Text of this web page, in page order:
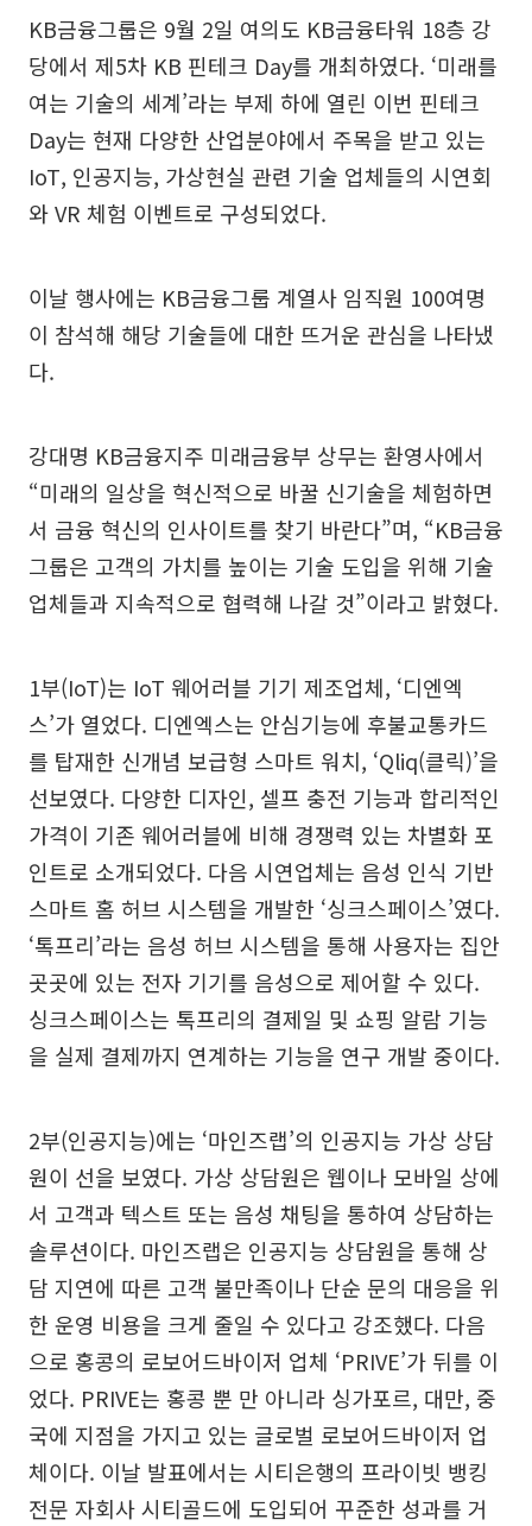
KB금융그룹은 9월 2일 여의도 KB금융타워 18층 강
당에서 제5차 KB 핀테크 Day를 개최하였다. ‘미래를
여는 기술의 세계’라는 부제 하에 열린 이번 핀테크
Day는 현재 다양한 산업분야에서 주목을 받고 있는
IoT, 인공지능, 가상현실 관련 기술 업체들의 시연회
와 VR 체험 이벤트로 구성되었다.
이날 행사에는 KB금융그룹 계열사 임직원 100여명
이 참석해 해당 기술들에 대한 뜨거운 관심을 나타냈
다.
강대명 KB금융지주 미래금융부 상무는 환영사에서
“미래의 일상을 혁신적으로 바꿀 신기술을 체험하면
서 금융 혁신의 인사이트를 찾기 바란다”며, “KB금융
그룹은 고객의 가치를 높이는 기술 도입을 위해 기술
업체들과 지속적으로 협력해 나갈 것”이라고 밝혔다.
1부(IoT)는 IoT 웨어러블 기기 제조업체, ‘디엔엑
스’가 열었다. 디엔엑스는 안심기능에 후불교통카드
를 탑재한 신개념 보급형 스마트 워치, ‘Qliq(클릭)’을
선보였다. 다양한 디자인, 셀프 충전 기능과 합리적인
가격이 기존 웨어러블에 비해 경쟁력 있는 차별화 포
인트로 소개되었다. 다음 시연업체는 음성 인식 기반
스마트 홈 허브 시스템을 개발한 ‘싱크스페이스’였다.
‘톡프리’라는 음성 허브 시스템을 통해 사용자는 집안
곳곳에 있는 전자 기기를 음성으로 제어할 수 있다.
싱크스페이스는 톡프리의 결제일 및 쇼핑 알람 기능
을 실제 결제까지 연계하는 기능을 연구 개발 중이다.
2부(인공지능)에는 ‘마인즈랩’의 인공지능 가상 상담
원이 선을 보였다. 가상 상담원은 웹이나 모바일 상에
서 고객과 텍스트 또는 음성 채팅을 통하여 상담하는
솔루션이다. 마인즈랩은 인공지능 상담원을 통해 상
담 지연에 따른 고객 불만족이나 단순 문의 대응을 위
한 운영 비용을 크게 줄일 수 있다고 강조했다. 다음
으로 홍콩의 로보어드바이저 업체 ‘PRIVE’가 뒤를 이
었다. PRIVE는 홍콩 뿐 만 아니라 싱가포르, 대만, 중
국에 지점을 가지고 있는 글로벌 로보어드바이저 업
체이다. 이날 발표에서는 시티은행의 프라이빗 뱅킹
전문 자회사 시티골드에 도입되어 꾸준한 성과를 거